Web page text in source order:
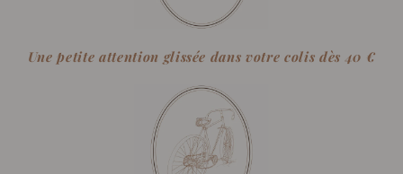
Une petite attention glissée dans votre colis dès 40 €